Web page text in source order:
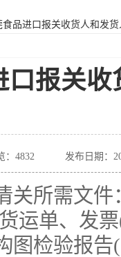
食品进口报关收货人和发
口报关
： 4832 发布日期：
关所需文
运单、发
图检验报